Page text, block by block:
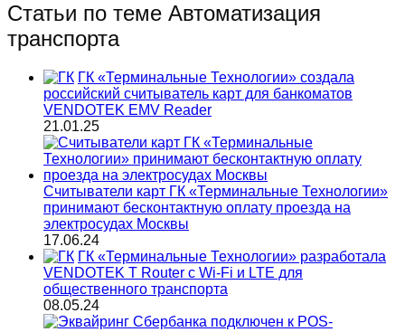
Статьи по теме Автоматизация
транспорта
ГК «Терминальные Технологии» создала
российский считыватель карт для банкоматов
VENDOTEK EMV Reader
21.01.25
Считыватели карт ГК «Терминальные Технологии»
принимают бесконтактную оплату проезда на
электросудах Москвы
17.06.24
ГК «Терминальные Технологии» разработала
VENDOTEK T Router с Wi-Fi и LTE для
общественного транспорта
08.05.24